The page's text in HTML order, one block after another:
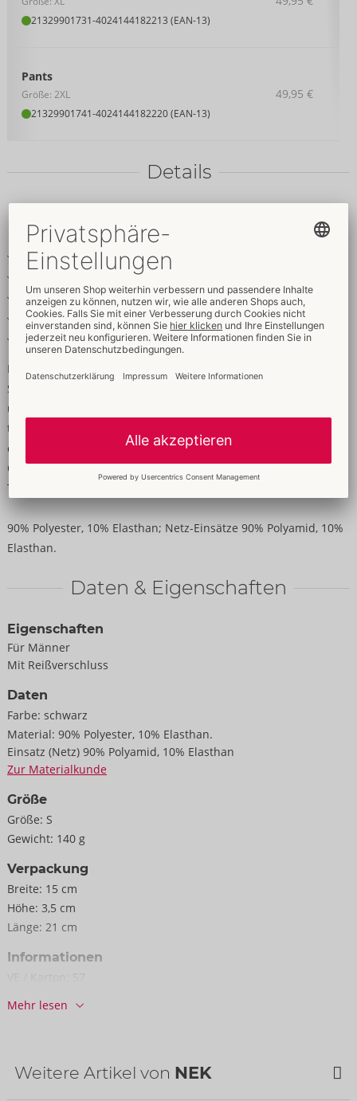
21329901731-4024144182213 (EAN-13)
Pants
Größe: 2XL
21329901741-4024144182220 (EAN-13)
49,95 €
Details
Pants im betonenden Mattlook
Mit Netz-Einsätzen seitlich
Unterlegter Reißverschluss zum Öffnen
Nietenbesetzte Riemen-Details
Elastisch für hohen Tragekomfort
Männlich-markant!
Schwarze Pants von NEK im betonenden Mattlook mit
unterlegtem Front-Reißverschluss zum Öffnen. Jeweils seitlich
transparente Netz-Einsätze mit nietenverzierten Riemen
darüber – der untere Riemen führt komplett um den
Oberschenkel. Rundum weich und elastisch für höchsten
Tragekomfort.
90% Polyester, 10% Elasthan; Netz-Einsätze 90% Polyamid, 10%
Elasthan.
Daten & Eigenschaften
Eigenschaften
Für Männer
Mit Reißverschluss
Daten
Farbe: schwarz
Material: 90% Polyester, 10% Elasthan.
Einsatz (Netz) 90% Polyamid, 10% Elasthan
Zur Materialkunde
Größe
Größe: S
Gewicht: 140 g
Verpackung
Breite: 15 cm
Höhe: 3,5 cm
Länge: 21 cm
Informationen
Mehr lesen
Weitere Artikel von NEK